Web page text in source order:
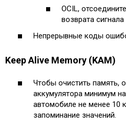
OCIL,
возврата
Непрерывные коды
Keep Alive Memory (KAM)
Чтобы очистить память,
аккумулятора минимум
автомобиле не менее 10
запоминание значений.